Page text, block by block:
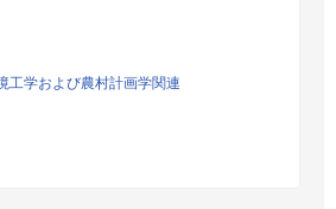
工学および農村計画学関連